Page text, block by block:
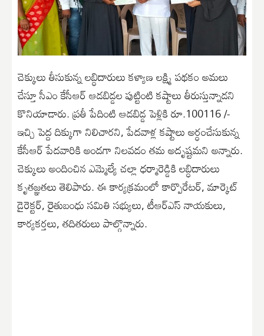
చెక్కులు తీసుకున్న లబ్ధిదారులు కళ్యాణ లక్ష్మి పథకం అమలు
చేస్తూ సీఎం కేసీఆర్ ఆడబిడ్డల పుట్టింటి కష్టాలు తీరుస్తున్నాడని
కొనియాడారు. ప్రతీ పేదింటి ఆడబిడ్డ పెళ్లికి రూ.100116 /-
ఇచ్చి పెద్ద దిక్కుగా నిలిచారని, పేదవాళ్ల కష్టాలు అర్ధంచేసుకున్న
కేసీఆర్ పేదవారికి అండగా నిలవడం తమ అదృష్టమని అన్నారు.
చెక్కులు అందించిన ఎమ్మెల్యే చల్లా ధర్మారెడ్డికి లబ్ధిదారులు
కృతజ్ఞతలు తెలిపారు. ఈ కార్యక్రమంలో కార్పొరేటర్, మార్కెట్
డైరెక్టర్, రైతుబంధు సమితి సభ్యులు, టీఆర్ఎస్ నాయకులు,
కార్యకర్తలు, తదితరులు పాల్గొన్నారు.